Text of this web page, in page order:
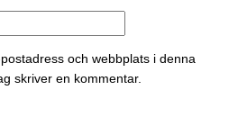
och webbplats i denna
skriver en kommentar.